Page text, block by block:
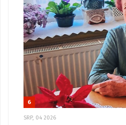
6
SRP, 04 2026